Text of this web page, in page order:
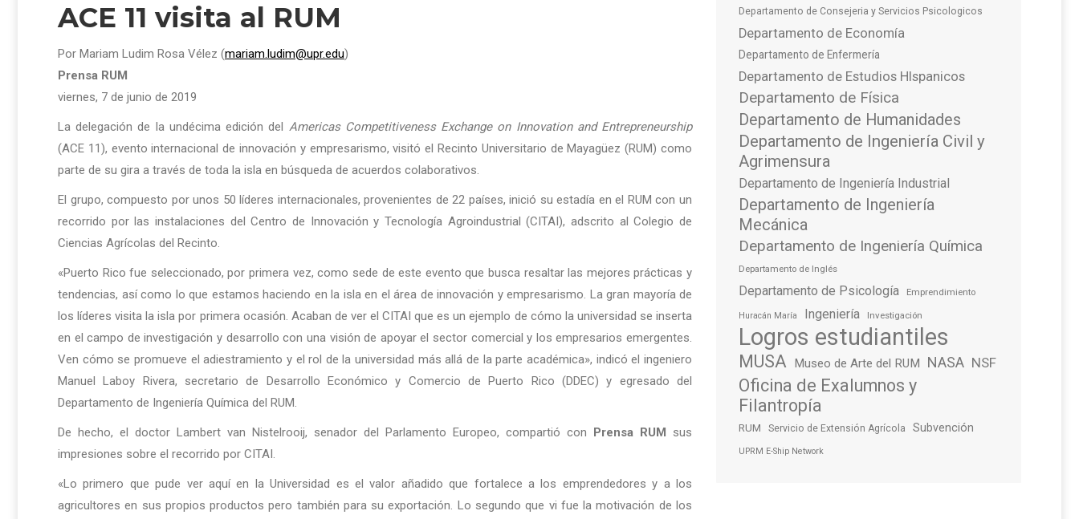
ACE 11 visita al RUM
Por Mariam Ludim Rosa Vélez (mariam.ludim@upr.edu)
Prensa RUM
viernes, 7 de junio de 2019
La delegación de la undécima edición del Americas Competitiveness Exchange on Innovation and Entrepreneurship
(ACE 11), evento internacional de innovación y empresarismo, visitó el Recinto Universitario de Mayagüez (RUM) como
parte de su gira a través de toda la isla en búsqueda de acuerdos colaborativos.
El grupo, compuesto por unos 50 líderes internacionales, provenientes de 22 países, inició su estadía en el RUM con un
recorrido por las instalaciones del Centro de Innovación y Tecnología Agroindustrial (CITAI), adscrito al Colegio de
Ciencias Agrícolas del Recinto.
«Puerto Rico fue seleccionado, por primera vez, como sede de este evento que busca resaltar las mejores prácticas y
tendencias, así como lo que estamos haciendo en la isla en el área de innovación y empresarismo. La gran mayoría de
los líderes visita la isla por primera ocasión. Acaban de ver el CITAI que es un ejemplo de cómo la universidad se inserta
en el campo de investigación y desarrollo con una visión de apoyar el sector comercial y los empresarios emergentes.
Ven cómo se promueve el adiestramiento y el rol de la universidad más allá de la parte académica», indicó el ingeniero
Manuel Laboy Rivera, secretario de Desarrollo Económico y Comercio de Puerto Rico (DDEC) y egresado del
Departamento de Ingeniería Química del RUM.
De hecho, el doctor Lambert van Nistelrooij, senador del Parlamento Europeo, compartió con Prensa RUM
sus
impresiones sobre el recorrido por CITAI.
«Lo primero que pude ver aquí en la Universidad es el valor añadido que fortalece a los emprendedores y a los
agricultores en sus propios productos pero también para su exportación. Lo segundo que vi fue la motivación de los
Departamento de Consejeria y Servicios Psicologicos
Departamento de Economía
Departamento de Enfermería
Departamento de Estudios HIspanicos
Departamento de Física
Departamento de Humanidades
Departamento de Ingeniería Civil y
Agrimensura
Departamento de Ingeniería Industrial
Departamento de Ingeniería
Mecánica
Departamento de Ingeniería Química
Departamento de Inglés
Departamento de Psicología Emprendimiento
Huracán María Ingeniería Investigación
Logros estudiantiles
MUSA Museo de Arte del RUM NASA NSF
Oficina de Exalumnos y
Filantropía
RUM Servicio de Extensión Agrícola Subvención
UPRM E-Ship Network